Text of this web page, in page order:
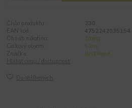
20mg
50ml
JustVape